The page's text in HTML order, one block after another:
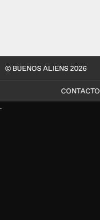
© BUENOS ALIENS 2026
CONTACTO
.